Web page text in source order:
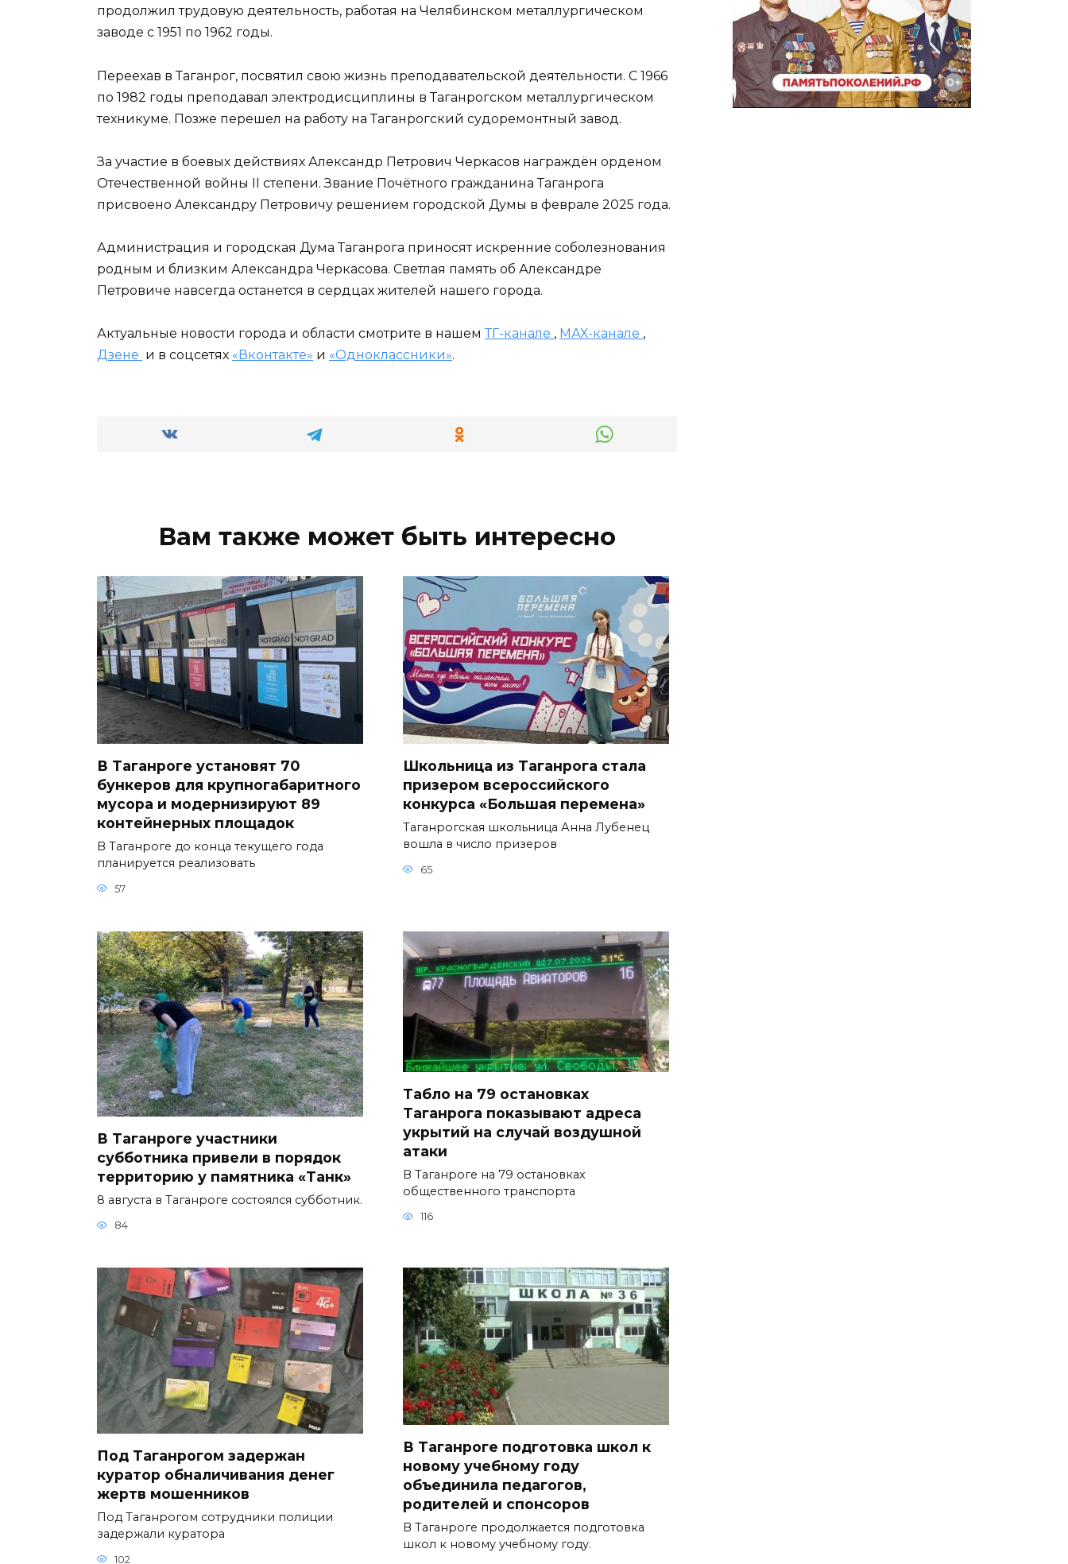
продолжил трудовую деятельность, работая на Челябинском металлургическом
заводе с 1951 по 1962 годы.
Переехав в Таганрог, посвятил свою жизнь преподавательской деятельности. С 1966
по 1982 годы преподавал электродисциплины в Таганрогском металлургическом
техникуме. Позже перешел на работу на Таганрогский судоремонтный завод.
За участие в боевых действиях Александр Петрович Черкасов награждён орденом
Отечественной войны II степени. Звание Почётного гражданина Таганрога
присвоено Александру Петровичу решением городской Думы в феврале 2025 года.
Администрация и городская Дума Таганрога приносят искренние соболезнования
родным и близким Александра Черкасова. Светлая память об Александре
Петровиче навсегда останется в сердцах жителей нашего города.
Актуальные новости города и области смотрите в нашем ТГ-канале , МАХ-канале ,
Дзене и в соцсетях «Вконтакте» и «Одноклассники».
Вам также может быть интересно
В Таганроге установят 70
бункеров для крупногабаритного
мусора и модернизируют 89
контейнерных площадок
В Таганроге до конца текущего года
планируется реализовать
57
Школьница из Таганрога стала
призером всероссийского
конкурса «Большая перемена»
Таганрогская школьница Анна Лубенец
вошла в число призеров
65
В Таганроге участники
субботника привели в порядок
территорию у памятника «Танк»
8 августа в Таганроге состоялся субботник.
84
Табло на 79 остановках
Таганрога показывают адреса
укрытий на случай воздушной
атаки
В Таганроге на 79 остановках
общественного транспорта
116
Под Таганрогом задержан
куратор обналичивания денег
жертв мошенников
Под Таганрогом сотрудники полиции
задержали куратора
102
В Таганроге подготовка школ к
новому учебному году
объединила педагогов,
родителей и спонсоров
В Таганроге продолжается подготовка
школ к новому учебному году.